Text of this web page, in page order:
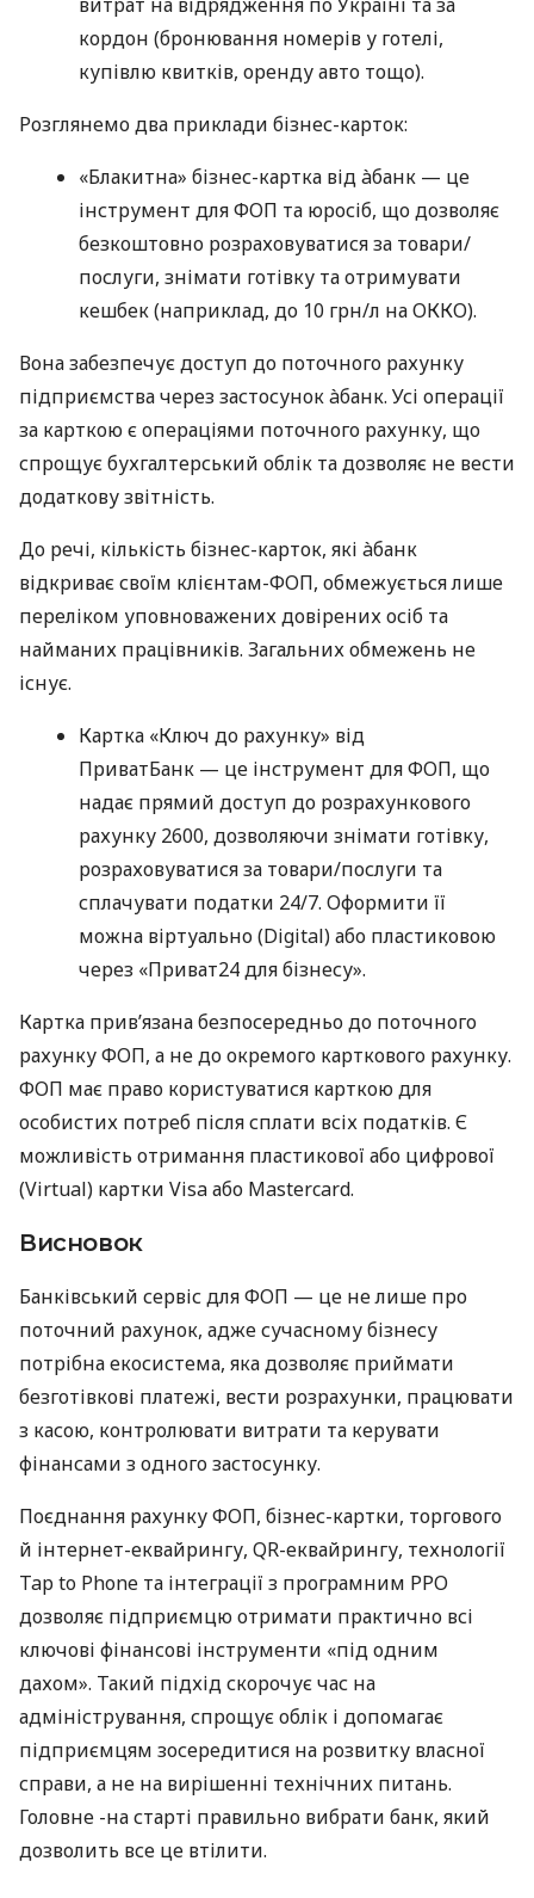
кордон (бронювання номерів у готелі,
купівлю квитків, оренду авто тощо).
Розглянемо два приклади бізнес-карток:
«Блакитна» бізнес-картка від àбанк — це
інструмент для ФОП та юросіб, що дозволяє
безкоштовно розраховуватися за товари/
послуги, знімати готівку та отримувати
кешбек (наприклад, до 10 грн/л на ОККО).
Вона забезпечує доступ до поточного рахунку
підприємства через застосунок àбанк. Усі операції
за карткою є операціями поточного рахунку, що
спрощує бухгалтерський облік та дозволяє не вести
додаткову звітність.
До речі, кількість бізнес-карток, які àбанк
відкриває своїм клієнтам-ФОП, обмежується лише
переліком уповноважених довірених осіб та
найманих працівників. Загальних обмежень не
існує.
Картка «Ключ до рахунку» від
ПриватБанк — це інструмент для ФОП, що
надає прямий доступ до розрахункового
рахунку 2600, дозволяючи знімати готівку,
розраховуватися за товари/послуги та
сплачувати податки 24/7. Оформити її
можна віртуально (Digital) або пластиковою
через «Приват24 для бізнесу».
Картка прив’язана безпосередньо до поточного
рахунку ФОП, а не до окремого карткового рахунку.
ФОП має право користуватися карткою для
особистих потреб після сплати всіх податків. Є
можливість отримання пластикової або цифрової
(Virtual) картки Visa або Mastercard.
Висновок
Банківський сервіс для ФОП — це не лише про
поточний рахунок, адже сучасному бізнесу
потрібна екосистема, яка дозволяє приймати
безготівкові платежі, вести розрахунки, працювати
з касою, контролювати витрати та керувати
фінансами з одного застосунку.
Поєднання рахунку ФОП, бізнес-картки, торгового
й інтернет-еквайрингу, QR-еквайрингу, технології
Tap to Phone та інтеграції з програмним РРО
дозволяє підприємцю отримати практично всі
ключові фінансові інструменти «під одним
дахом». Такий підхід скорочує час на
адміністрування, спрощує облік і допомагає
підприємцям зосередитися на розвитку власної
справи, а не на вирішенні технічних питань.
Головне -на старті правильно вибрати банк, який
дозволить все це втілити.